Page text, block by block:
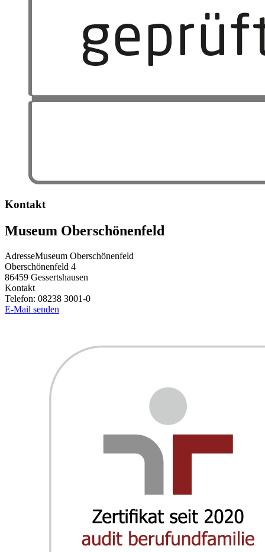
Kontakt
Museum Oberschönenfeld
AdresseMuseum Oberschönenfeld
Oberschönenfeld 4
86459 Gessertshausen
Kontakt
Telefon: 08238 3001-0
E-Mail senden